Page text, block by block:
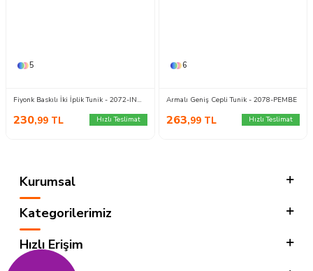
5
Fiyonk Baskılı İki İplik Tunik - 2072-INDIGO
230,99 TL Hızlı Teslimat
6
Armalı Geniş Cepli Tunik - 2078-PEMBE
263,99 TL Hızlı Teslimat
Kurumsal
Kategorilerimiz
Hızlı Erişim